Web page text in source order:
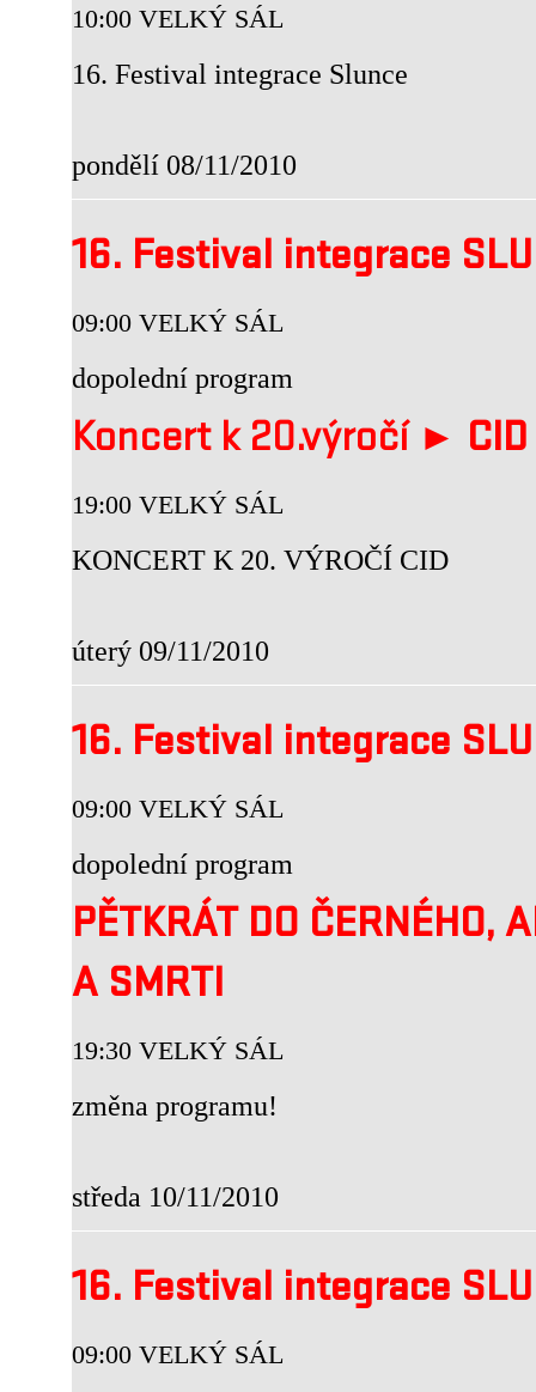
10:00 VELKÝ SÁL
16. Festival integrace Slunce
pondělí 08/11/2010
16. Festival integrace
09:00 VELKÝ SÁL
dopolední program
Koncert k 20.výročí ► CID
19:00 VELKÝ SÁL
KONCERT K 20. VÝROČÍ CID
úterý 09/11/2010
16. Festival integrace
09:00 VELKÝ SÁL
dopolední program
PĚTKRÁT DO ČERNÉHO,
A SMRTI
19:30 VELKÝ SÁL
změna programu!
středa 10/11/2010
16. Festival integrace
09:00 VELKÝ SÁL